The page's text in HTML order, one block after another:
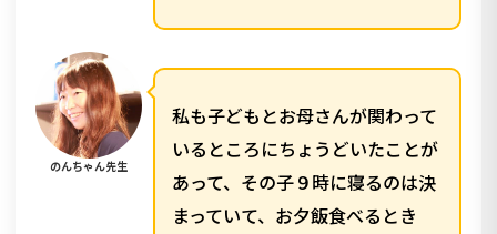
のんちゃん先生
私も子どもとお母さんが関わって
いるところにちょうどいたことが
あって、その子９時に寝るのは決
まっていて、お夕飯食べるとき